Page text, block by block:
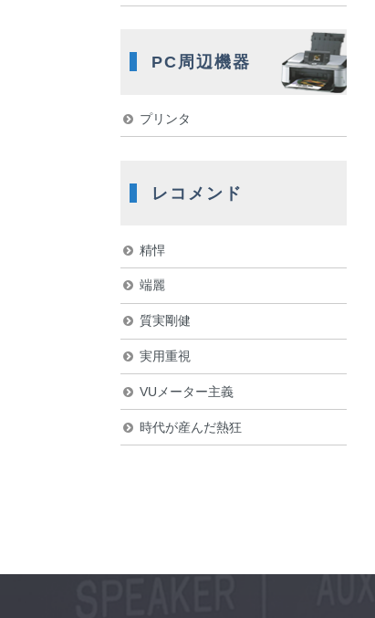
PC周辺機器
プリンタ
レコメンド
精悍
端麗
質実剛健
実用重視
VUメーター主義
時代が産んだ熱狂